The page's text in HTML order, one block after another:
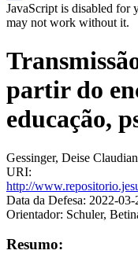
JavaScript is disabled for
may not work without it.
partir do
educação,
Gessinger, Deise
URI:
http://
Data da Defesa: 2022-03-
Orientador: Schuler,
Resumo: